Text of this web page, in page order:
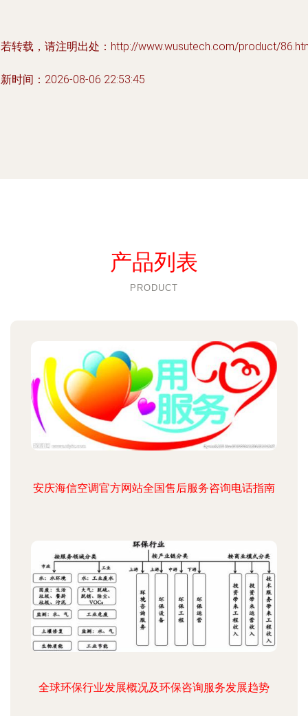
转载，请注明出处：http://www.wusutech.com/product/
时间：2026-08-06 22:53:45
产品列表
PRODUCT
安庆海信空调官方网站全国售后服务咨询电话指南
全球环保行业发展概况及环保咨询服务发展趋势